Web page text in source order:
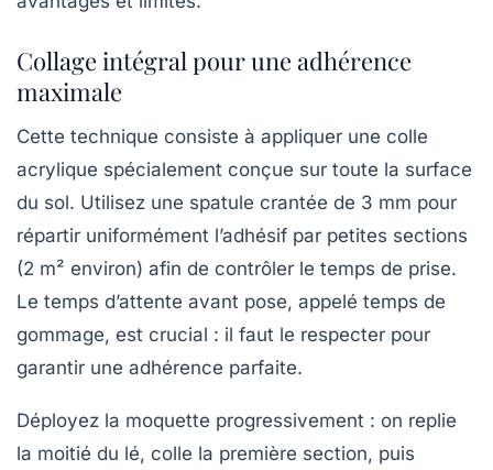
Collage intégral pour une adhérence
maximale
Cette technique consiste à appliquer une colle
acrylique spécialement conçue sur toute la surface
du sol. Utilisez une spatule crantée de 3 mm pour
répartir uniformément l’adhésif par petites sections
(2 m² environ) afin de contrôler le temps de prise.
Le temps d’attente avant pose, appelé temps de
gommage, est crucial : il faut le respecter pour
garantir une adhérence parfaite.
Déployez la moquette progressivement : on replie
la moitié du lé, colle la première section, puis